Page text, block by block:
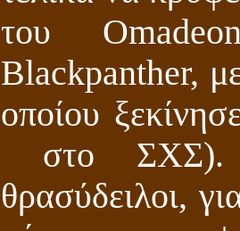
του
Blackpanther,
οποίου
στο ΣΧΣ).
θρασύδειλοι,